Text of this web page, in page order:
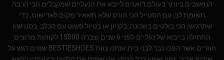
הנחשבים ביותר בעולם.דואגים לייבא את הנעליים שמקבלים הכי הרבה
תשומת לב, עם הסטייל הכי הורס שלא תשאיר מקום לאדישות, כדי
שתרגישו הכי בולטים בשכונה, בקניון או בטיול פשוט עם הכלב. בסטישוז
התחילה בייבוא של נעליים לפני 6 שנים וצברה 15000 לקוחות מרוצים
חוזרים אשר הפכו כבר לבני בית.אנחנו צוות BESTIESHOES שמים דגש על